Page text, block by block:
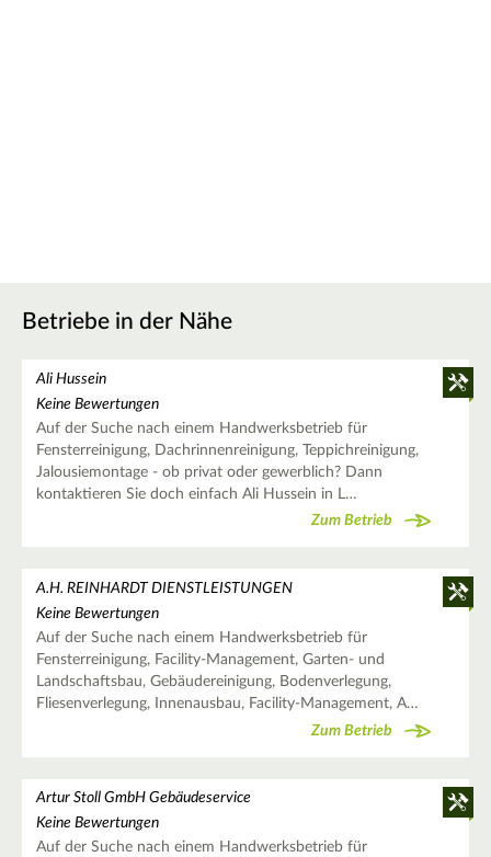
Betriebe in der Nähe
Ali Hussein
Keine Bewertungen
Auf der Suche nach einem Handwerksbetrieb für
Fensterreinigung, Dachrinnenreinigung, Teppichreinigung,
Jalousiemontage - ob privat oder gewerblich? Dann
kontaktieren Sie doch einfach Ali Hussein in L…
Zum Betrieb
A.H. REINHARDT DIENSTLEISTUNGEN
Keine Bewertungen
Auf der Suche nach einem Handwerksbetrieb für
Fensterreinigung, Facility-Management, Garten- und
Landschaftsbau, Gebäudereinigung, Bodenverlegung,
Fliesenverlegung, Innenausbau, Facility-Management, A…
Zum Betrieb
Artur Stoll GmbH Gebäudeservice
Keine Bewertungen
Auf der Suche nach einem Handwerksbetrieb für